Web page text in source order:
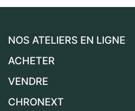
NOS ATELIERS EN LIGNE
Allemagne
Suisse
ACHETER
Toutes les montres de luxe
VENDRE
Vendre une montre
CHRONEXT